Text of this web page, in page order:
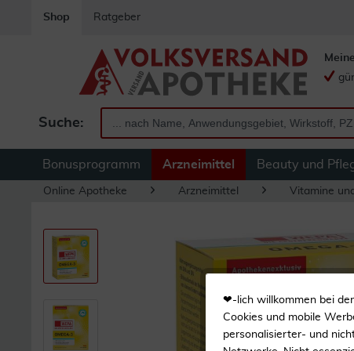
Shop Ratgeber
Suche:
Bonusprogramm Arzneimittel Beauty und
Online Apotheke Arzneimittel Vitamine
❤-lich willkommen bei
Cookies und mobile
personalisierter- und